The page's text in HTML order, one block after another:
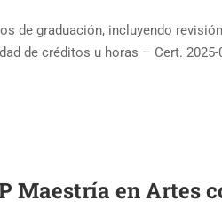
de graduación, incluyendo
de créditos u horas – Cert. 2025-
Maestría en Artes